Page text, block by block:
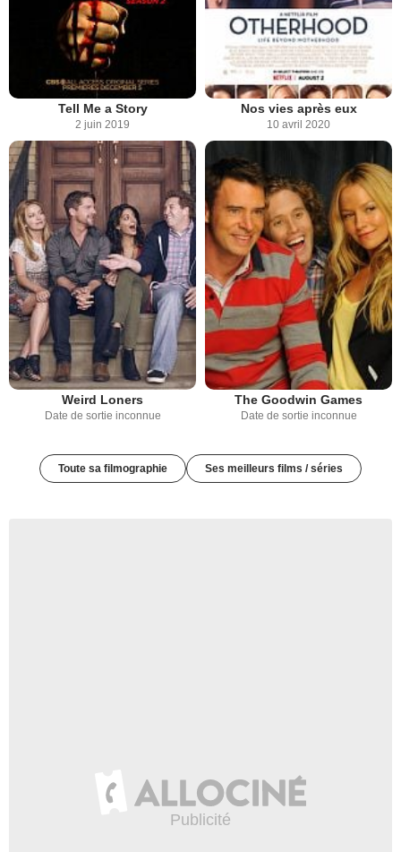
Tell Me a Story
2 juin 2019
Nos vies après eux
10 avril 2020
Weird Loners
Date de sortie inconnue
The Goodwin Games
Date de sortie inconnue
Toute sa filmographie Ses meilleurs films / séries